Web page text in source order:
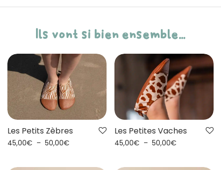
Ils vont si bien ensemble…
Les Petits Zèbres
45,00€ – 50,00€
Les Petites Vaches
45,00€ – 50,00€